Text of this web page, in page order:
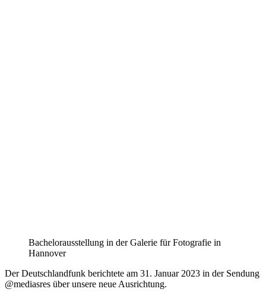
Bachelorausstellung in der Galerie für Fotografie in
Hannover
Der Deutschlandfunk berichtete am 31. Januar 2023 in der Sendung
@mediasres über unsere neue Ausrichtung.